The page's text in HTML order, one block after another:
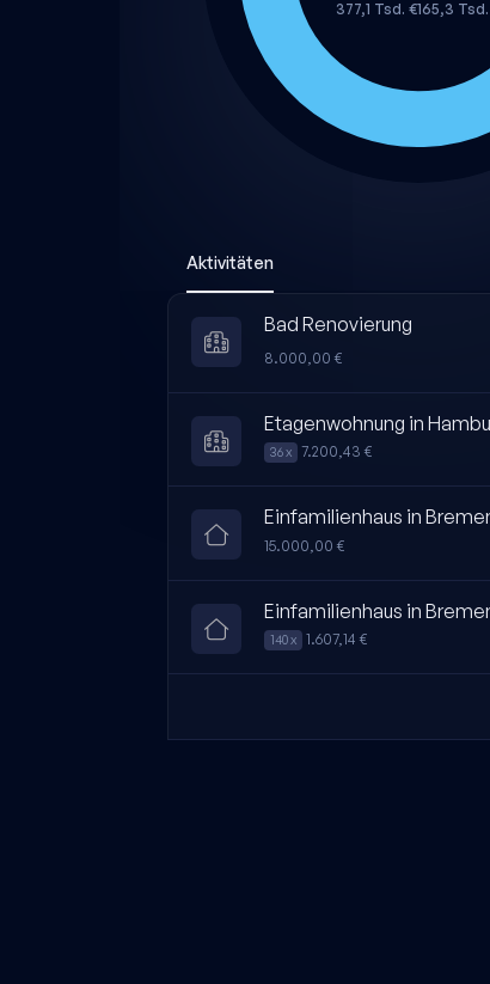
377,1 Tsd. €165,3
Aktivitäten
Bad Renovierung
8.000,00 €
Etagenwohnung in
36 x 7.200,43 €
Einfamilienhaus in
15.000,00 €
Einfamilienhaus in
140 x 1.607,14 €